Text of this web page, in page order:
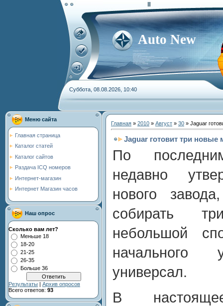
Auto New
Суббота, 08.08.2026, 10:40
Меню сайта
Главная страница
Каталог статей
Каталог сайтов
Раздача ICQ номеров
Интернет-магазин
Интернет Магазин часов
Наш опрос
Сколько вам лет?
Меньше 18
18-20
21-25
26-35
Больше 36
Результаты | Архив опросов
Всего ответов: 93
Главная » 2010 » Август » 30 » Jaguar
Jaguar готовит три новые
По
недавно
нового
собирать
небольшой
универсал.
В